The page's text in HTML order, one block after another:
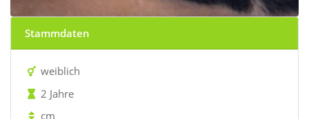
Stammdaten
weiblich
2 Jahre
cm